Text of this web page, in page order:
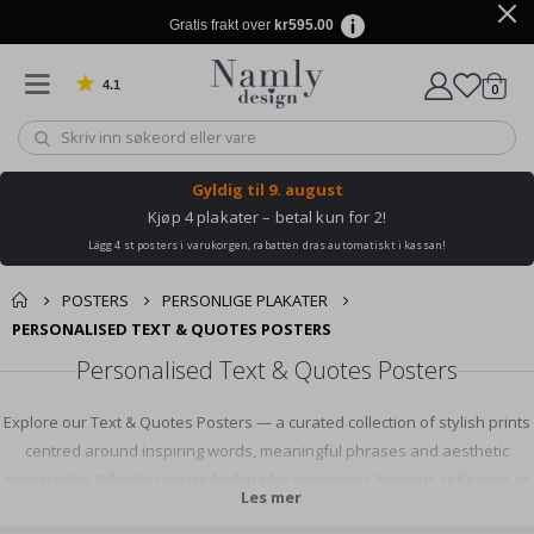
Gratis frakt over kr595.00
4.1 Basert på 1019 stemmer 0varer
Gyldig til 9. august
Kjøp 4 plakater – betal kun for 2!
Lägg 4 st posters i varukorgen, rabatten dras automatiskt i kassan!
POSTERS
PERSONLIGE PLAKATER
PERSONALISED TEXT & QUOTES POSTERS
Personalised Text & Quotes Posters
Explore our Text & Quotes Posters — a curated collection of stylish prints
centred around inspiring words, meaningful phrases and aesthetic
affirmation, these posters let you decorate your space with quotes that
Les mer